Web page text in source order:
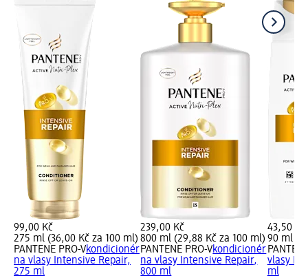
99,00 Kč
275 ml (36,00 Kč za 100 ml)
PANTENE PRO-Vkondicionér
na vlasy Intensive Repair,
275 ml
239,00 Kč
800 ml (29,88 Kč za 100 ml)
PANTENE PRO-Vkondicionér
na vlasy Intensive Repair,
800 ml
43,50 Kč
90 ml
vlasy
ml